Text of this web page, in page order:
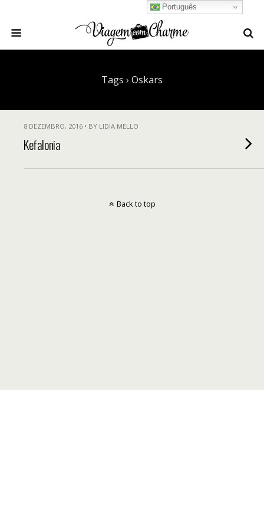
Tags › Oskars
8 DEZEMBRO, 2016 • BY LIDIA MELLO
Kefalonia
Português
Back to top